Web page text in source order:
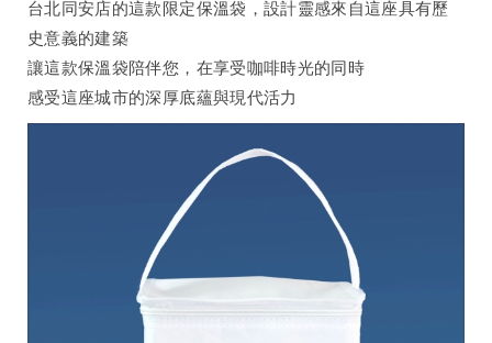
台北同安店的這款限定保溫袋，設計靈感來自這座具有歷
史意義的建築
讓這款保溫袋陪伴您，在享受咖啡時光的同時
感受這座城市的深厚底蘊與現代活力